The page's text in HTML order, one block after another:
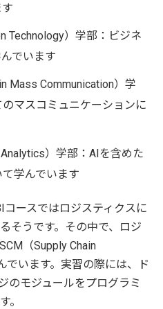
Technology）学部：ビジネ
でいます
Mass Communication）学
マスコミュニケーションに
）学部：AIを含めた
学んでいます
ースではロジスティクスに
そうです。その中で、ロジ
（Supply Chain
でいます。実習の際には、ド
のモジュールをプログラミ
。